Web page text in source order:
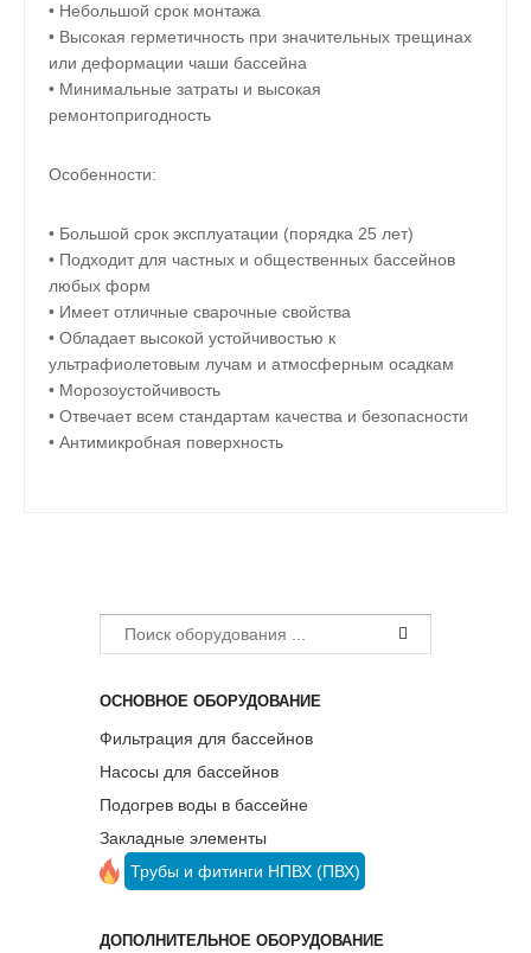
• Небольшой срок монтажа
• Высокая герметичность при значительных трещинах
или деформации чаши бассейна
• Минимальные затраты и высокая
ремонтопригодность
Особенности:
• Большой срок эксплуатации (порядка 25 лет)
• Подходит для частных и общественных бассейнов
любых форм
• Имеет отличные сварочные свойства
• Обладает высокой устойчивостью к
ультрафиолетовым лучам и атмосферным осадкам
• Морозоустойчивость
• Отвечает всем стандартам качества и безопасности
• Антимикробная поверхность
ОСНОВНОЕ ОБОРУДОВАНИЕ
Фильтрация для бассейнов
Насосы для бассейнов
Подогрев воды в бассейне
Закладные элементы
Трубы и фитинги НПВХ (ПВХ)
ДОПОЛНИТЕЛЬНОЕ ОБОРУДОВАНИЕ